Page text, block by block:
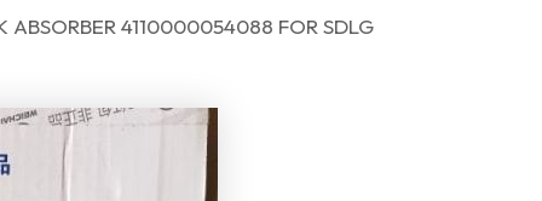
ABSORBER 4110000054088 FOR SDLG